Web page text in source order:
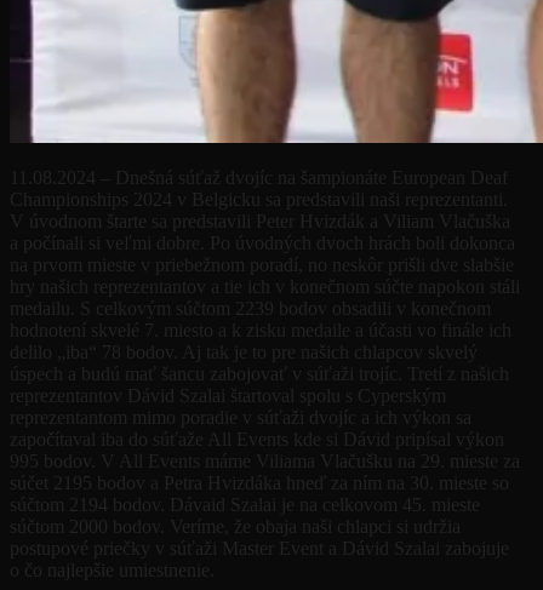
11.08.2024 – Dnešná súťaž dvojíc na šampionáte European Deaf
Championships 2024 v Belgicku sa predstavili naši reprezentanti.
V úvodnom štarte sa predstavili Peter Hvizdák a Viliam Vlačuška
a počínali si veľmi dobre. Po úvodných dvoch hrách boli dokonca
na prvom mieste v priebežnom poradí, no neskôr prišli dve slabšie
hry našich reprezentantov a tie ich v konečnom súčte napokon stáli
medailu. S celkovým súčtom 2239 bodov obsadili v konečnom
hodnotení skvelé 7. miesto a k zisku medaile a účasti vo finále ich
delilo „iba“ 78 bodov. Aj tak je to pre našich chlapcov skvelý
úspech a budú mať šancu zabojovať v súťaži trojíc. Tretí z našich
reprezentantov Dávid Szalai štartoval spolu s Cyperským
reprezentantom mimo poradie v súťaži dvojíc a ich výkon sa
započítaval iba do súťaže All Events kde si Dávid pripísal výkon
995 bodov. V All Events máme Viliama Vlačušku na 29. mieste za
súčet 2195 bodov a Petra Hvizdáka hneď za ním na 30. mieste so
súčtom 2194 bodov. Dávaid Szalai je na celkovom 45. mieste
súčtom 2000 bodov. Veríme, že obaja naši chlapci si udržia
postupové priečky v súťaži Master Event a Dávid Szalai zabojuje
o čo najlepšie umiestnenie.